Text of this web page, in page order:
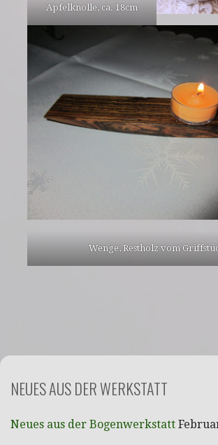
Apfelknolle, ca. 18cm
Wenge, Restholz vom
NEUES AUS DER WERKSTATT
Neues aus der Bogenwerkstatt